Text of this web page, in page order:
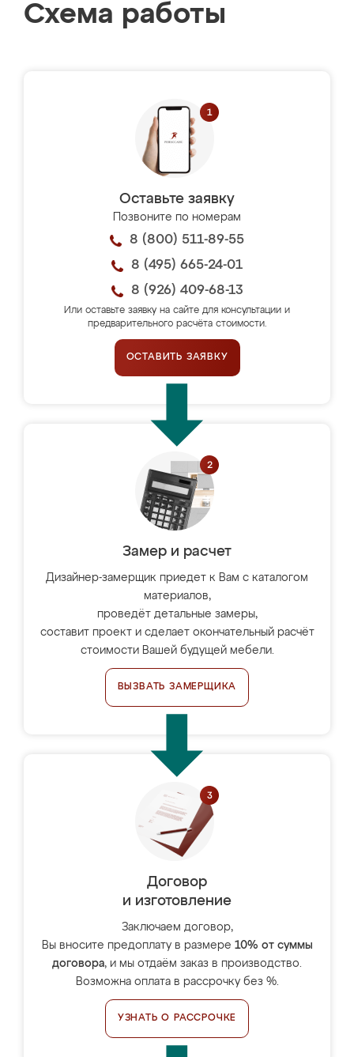
Схема работы
Оставьте заявку
Позвоните по номерам
8 (800) 511-89-55
8 (495) 665-24-01
8 (926) 409-68-13
Или оставьте заявку на сайте для консультации и
предварительного расчёта стоимости.
ОСТАВИТЬ ЗАЯВКУ
Замер и расчет
Дизайнер-замерщик приедет к Вам с каталогом
материалов,
проведёт детальные замеры,
составит проект и сделает окончательный расчёт
стоимости Вашей будущей мебели.
ВЫЗВАТЬ ЗАМЕРЩИКА
Договор
и изготовление
Заключаем договор,
Вы вносите предоплату в размере 10% от суммы
договора, и мы отдаём заказ в производство.
Возможна оплата в рассрочку без %.
УЗНАТЬ О РАССРОЧКЕ